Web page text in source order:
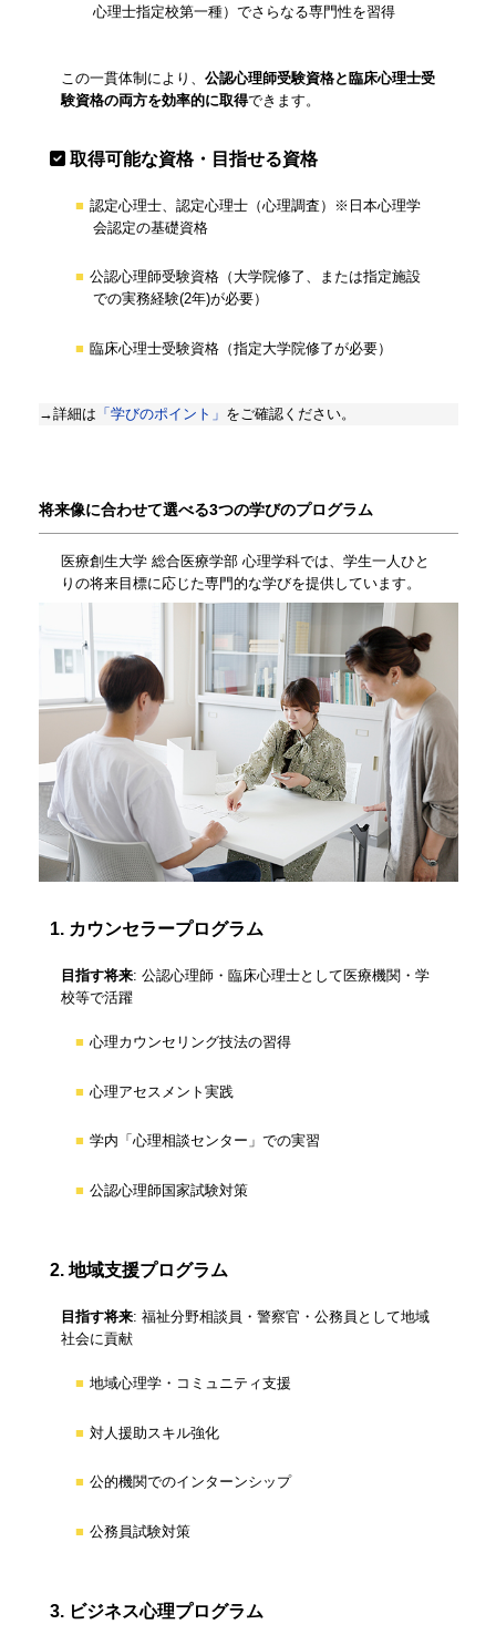
心理士指定校第一種）でさらなる専門性を習得
この一貫体制により、 公認心理師受験資格と臨床心理士受
験資格の両方を効率的に取得できます。
取得可能な資格・目指せる資格
認定心理士、認定心理士（心理調査）※日本心理学
会認定の基礎資格
公認心理師受験資格（大学院修了、または指定施設
での実務経験(2年)が必要）
臨床心理士受験資格（指定大学院修了が必要）
→詳細は 「学びのポイント」 をご確認ください。
将来像に合わせて選べる3つの学びのプログラム
医療創生大学 総合医療学部 心理学科では、学生一人ひと
りの将来目標に応じた専門的な学びを提供しています。
1. カウンセラープログラム
目指す将来: 公認心理師・臨床心理士として医療機関・学
校等で活躍
心理カウンセリング技法の習得
心理アセスメント実践
学内「心理相談センター」での実習
公認心理師国家試験対策
2. 地域支援プログラム
目指す将来: 福祉分野相談員・警察官・公務員として地域
社会に貢献
地域心理学・コミュニティ支援
対人援助スキル強化
公的機関でのインターンシップ
公務員試験対策
3. ビジネス心理プログラム